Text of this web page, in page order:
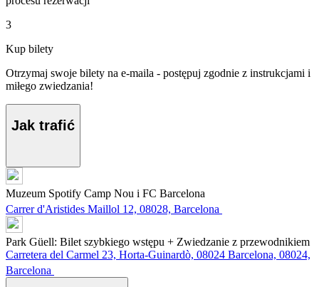
3
Kup bilety
Otrzymaj swoje bilety na e-maila - postępuj zgodnie z instrukcjami i
miłego zwiedzania!
Jak trafić
Muzeum Spotify Camp Nou i FC Barcelona
Carrer d'Aristides Maillol 12, 08028, Barcelona
Park Güell: Bilet szybkiego wstępu + Zwiedzanie z przewodnikiem
Carretera del Carmel 23, Horta-Guinardò, 08024 Barcelona, 08024,
Barcelona